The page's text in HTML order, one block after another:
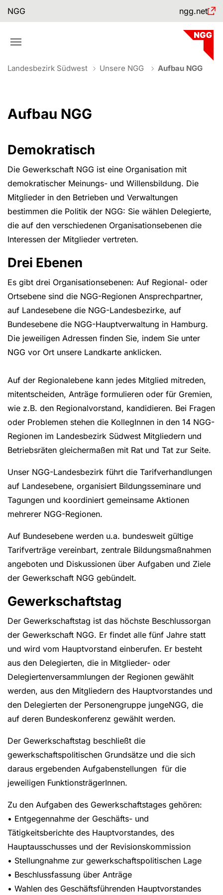
Skip to main navigation
Skip to main content
Skip to page footer
NGG ngg.net
You are here:
Landesbezirk Südwest Unsere NGG Aufbau NGG
Aufbau NGG
Demokratisch
Die Gewerkschaft NGG ist eine Organisation mit
demokratischer Meinungs- und Willensbildung. Die
Mitglieder in den Betrieben und Verwaltungen
bestimmen die Politik der NGG: Sie wählen Delegierte,
die auf den verschiedenen Organisationsebenen die
Interessen der Mitglieder vertreten.
Drei Ebenen
Es gibt drei Organisationsebenen: Auf Regional- oder
Ortsebene sind die NGG-Regionen Ansprechpartner,
auf Landesebene die NGG-Landesbezirke, auf
Bundesebene die NGG-Hauptverwaltung in Hamburg.
Die jeweiligen Adressen finden Sie, indem Sie unter
NGG vor Ort unsere Landkarte anklicken.
Auf der Regionalebene kann jedes Mitglied mitreden,
mitentscheiden, Anträge formulieren oder für Gremien,
wie z.B. den Regionalvorstand, kandidieren. Bei Fragen
oder Problemen stehen die KollegInnen in den 14 NGG-
Regionen im Landesbezirk Südwest Mitgliedern und
Betriebsräten gleichermaßen mit Rat und Tat zur Seite.
Unser NGG-Landesbezirk führt die Tarifverhandlungen
auf Landesebene, organisiert Bildungsseminare und
Tagungen und koordiniert gemeinsame Aktionen
mehrerer NGG-Regionen.
Auf Bundesebene werden u.a. bundesweit gültige
Tarifverträge vereinbart, zentrale Bildungsmaßnahmen
angeboten und Diskussionen über Aufgaben und Ziele
der Gewerkschaft NGG gebündelt.
Gewerkschaftstag
Der Gewerkschaftstag ist das höchste Beschlussorgan
der Gewerkschaft NGG. Er findet alle fünf Jahre statt
und wird vom Hauptvorstand einberufen. Er besteht
aus den Delegierten, die in Mitglieder- oder
Delegiertenversammlungen der Regionen gewählt
werden, aus den Mitgliedern des Hauptvorstandes und
den Delegierten der Personengruppe jungeNGG, die
auf deren Bundeskonferenz gewählt werden.
Der Gewerkschaftstag beschließt die
gewerkschaftspolitischen Grundsätze und die sich
daraus ergebenden Aufgabenstellungen für die
jeweiligen FunktionsträgerInnen.
Zu den Aufgaben des Gewerkschaftstages gehören:
• Entgegennahme der Geschäfts- und
Tätigkeitsberichte des Hauptvorstandes, des
Hauptausschusses und der Revisionskommission
• Stellungnahme zur gewerkschaftspolitischen Lage
• Beschlussfassung über Anträge
• Wahlen des Geschäftsführenden Hauptvorstandes